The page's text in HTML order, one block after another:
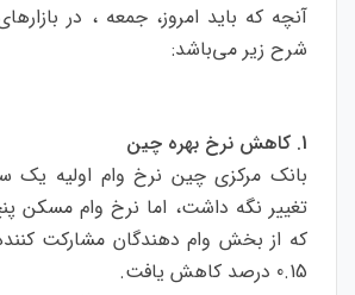
آنچه که باید امروز، جمعه ، در
شرح زیر می‌باشد:
1. کاهش نرخ بهره چین
بانک مرکزی چین نرخ وام اولیه یک
تغییر نگه داشت، اما نرخ وام مسکن
که از بخش وام دهندگان مشارکت
0.15 درصد کاهش یافت.